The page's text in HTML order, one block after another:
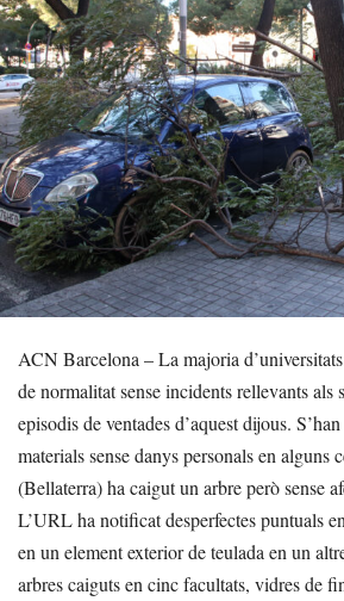
ACN Barcelona – La majoria
de normalitat sense incidents rellevants als
episodis de ventades d’aquest dijous.
materials sense danys personals en alguns
(Bellaterra) ha caigut un arbre però sense
L’URL ha notificat desperfectes puntuals
en un element exterior de teulada en un
arbres caiguts en cinc facultats, vidres de